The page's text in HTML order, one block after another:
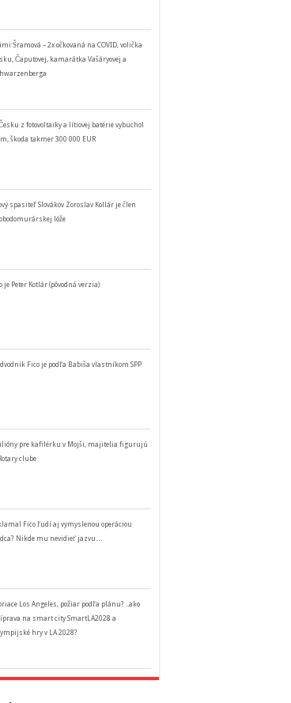
Šramová – 2x očkovaná na COVID, volička
Čaputovej, kamarátka Vašáryovej a
z fotovoltaiky a lítiovej batérie vybuchol
škoda takmer 300 000 EUR
spasiteľ Slovákov Zoroslav Kollár je člen
lóže
je Peter Kotlár (pôvodná verzia)
Fico je podľa Babiša vlastníkom SPP
pre kafilérku v Mojši, majitelia figurujú
clube
Fico ľudí aj vymyslenou operáciou
Nikde mu nevidieť jazvu…
Los Angeles, požiar podľa plánu? ..ako
na smart city SmartLA2028 a
hry v LA 2028?